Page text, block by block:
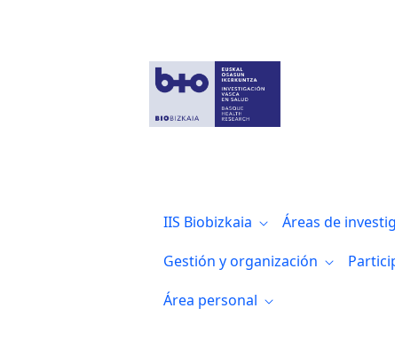
IIS Biobizkaia Áreas de
Gestión y organización
Área personal